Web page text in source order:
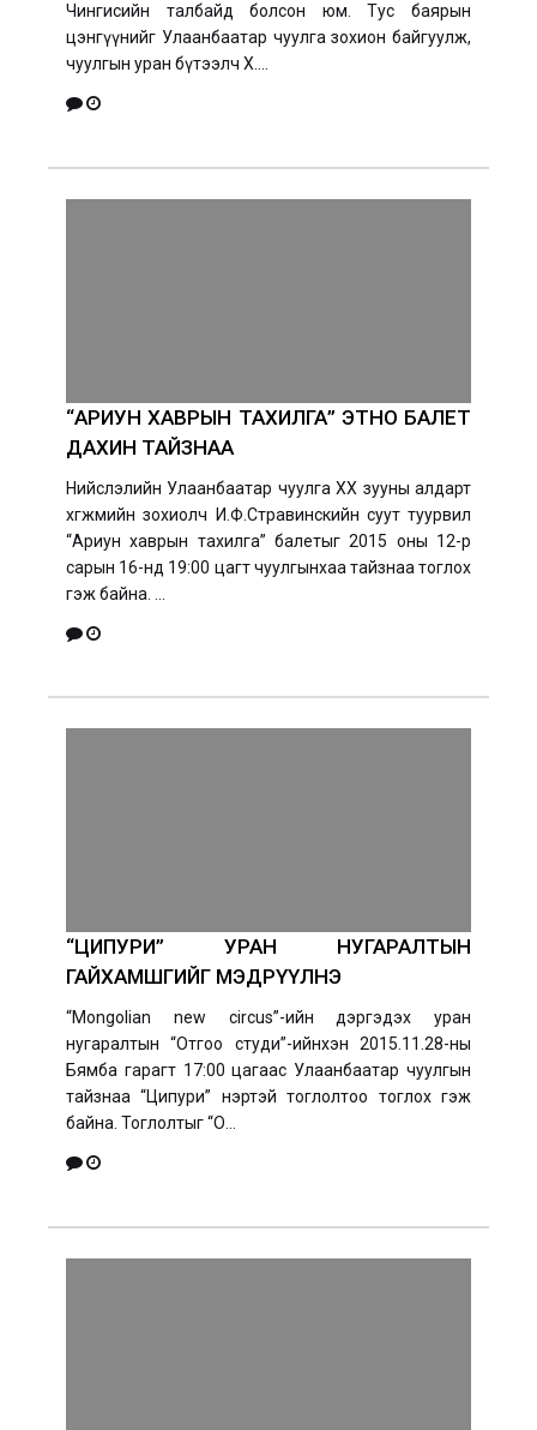
Чингисийн талбайд болсон юм. Тус баярын
цэнгүүнийг Улаанбаатар чуулга зохион байгуулж,
чуулгын уран бүтээлч Х....
“АРИУН ХАВРЫН ТАХИЛГА” ЭТНО БАЛЕТ
ДАХИН ТАЙЗНАА
Нийслэлийн Улаанбаатар чуулга XX зууны алдарт
хөгжмийн зохиолч И.Ф.Стравинскийн суут туурвил
“Ариун хаврын тахилга” балетыг 2015 оны 12-р
сарын 16-нд 19:00 цагт чуулгынхаа тайзнаа тоглох
гэж байна. ...
“ЦИПУРИ” УРАН НУГАРАЛТЫН
ГАЙХАМШГИЙГ МЭДРҮҮЛНЭ
“Mongolian new circus”-ийн дэргэдэх уран
нугаралтын “Отгоо студи”-ийнхэн 2015.11.28-ны
Бямба гарагт 17:00 цагаас Улаанбаатар чуулгын
тайзнаа “Ципури” нэртэй тоглолтоо тоглох гэж
байна. Тоглолтыг “О...